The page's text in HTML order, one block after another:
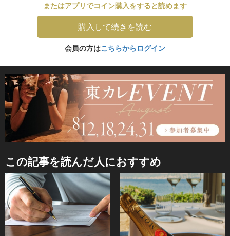
またはアプリでコイン購入をすると読めます
購入して続きを読む
会員の方はこちらからログイン
この記事を読んだ人におすすめ